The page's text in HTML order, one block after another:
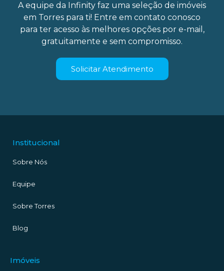
A equipe da Infinity faz uma seleção de imóveis
em Torres para ti! Entre em contato conosco
para ter acesso às melhores opções por e-mail,
gratuitamente e sem compromisso.
Solicitar Atendimento
Institucional
Sobre Nós
Equipe
Sobre Torres
Blog
Imóveis